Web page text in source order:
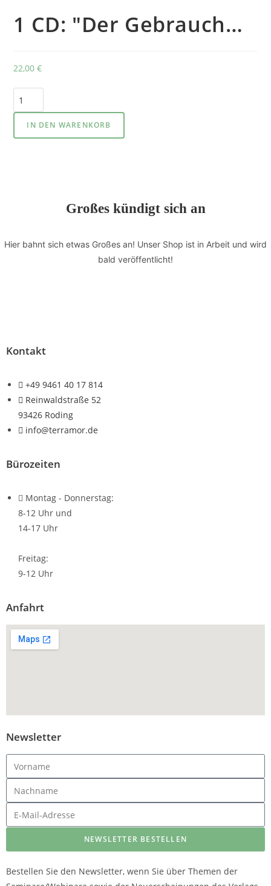
1 CD: "Der Gebrauch…
22,00€
IN DEN WARENKORB
Großes kündigt sich an
Hier bahnt sich etwas Großes an! Unser Shop ist in Arbeit und wird
bald veröffentlicht!
Kontakt
+49 9461 40 17 814
Reinwaldstraße 52
93426 Roding
info@terramor.de
Bürozeiten
Montag - Donnerstag:
8-12 Uhr und
14-17 Uhr
Freitag:
9-12 Uhr
Anfahrt
Newsletter
NEWSLETTER BESTELLEN
Bestellen Sie den Newsletter, wenn Sie über Themen der